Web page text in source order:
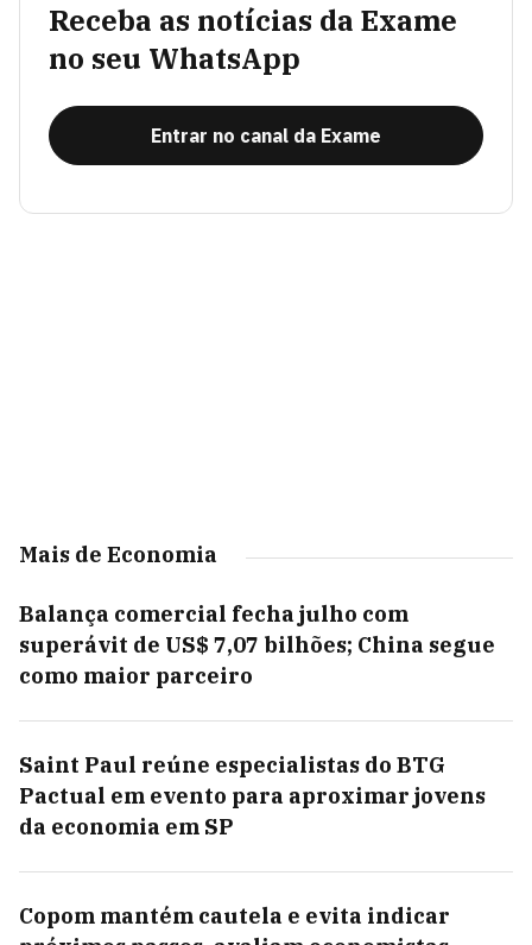
Receba as notícias da Exame
no seu WhatsApp
Entrar no canal da Exame
Mais de Economia
Balança comercial fecha julho com
superávit de US$ 7,07 bilhões; China segue
como maior parceiro
Saint Paul reúne especialistas do BTG
Pactual em evento para aproximar jovens
da economia em SP
Copom mantém cautela e evita indicar